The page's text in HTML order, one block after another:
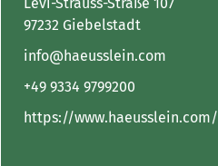
97232 Giebelstadt
info@haeusslein.com
+49 9334 9799200
https://www.haeusslein.com/